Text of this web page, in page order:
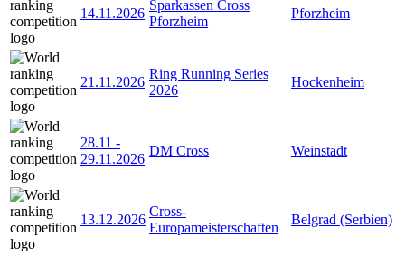
14.11.2026
Sparkassen Cross
Pforzheim
Pforzheim
21.11.2026
Ring Running Series
2026
Hockenheim
28.11 -
29.11.2026
DM Cross Weinstadt
13.12.2026
Cross-
Europameisterschaften
Belgrad (Serbien)